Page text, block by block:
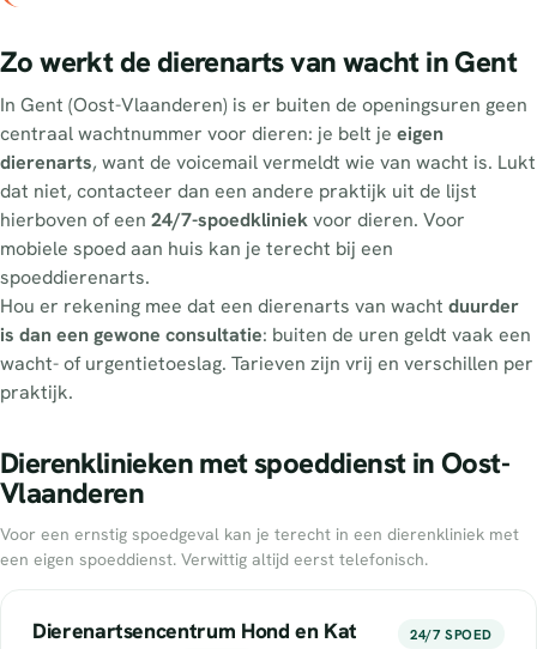
Zo werkt de dierenarts van wacht in Gent
In Gent (Oost-Vlaanderen) is er buiten de openingsuren geen
centraal wachtnummer voor dieren: je belt je eigen
dierenarts, want de voicemail vermeldt wie van wacht is. Lukt
dat niet, contacteer dan een andere praktijk uit de lijst
hierboven of een 24/7-spoedkliniekvoor dieren. Voor
mobiele spoed aan huis kan je terecht bij een
spoeddierenarts.
Hou er rekening mee dat een dierenarts van wacht duurder
is dan een gewone consultatie: buiten de uren geldt vaak een
wacht- of urgentietoeslag. Tarieven zijn vrij en verschillen per
praktijk.
Dierenklinieken met spoeddienst in Oost-
Vlaanderen
Voor een ernstig spoedgeval kan je terecht in een dierenkliniek met
een eigen spoeddienst. Verwittig altijd eerst telefonisch.
Dierenartsencentrum Hond en Kat 24/7 SPOED